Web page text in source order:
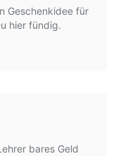
Geschenkidee für
hier fündig.
bares Geld